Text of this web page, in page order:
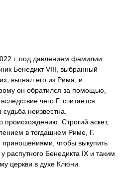
г. под давлением фамилии
Бенедикт VIII, выбранный
выгнал его из Рима, и
он обратился за помощью,
чего Г. считается
неизвестна.
Строгий аскет,
в тогдашнем Риме, Г.
приношениями, чтобы выкупить
распутного Бенедикта IX и таким
церкви в духе Клюни.